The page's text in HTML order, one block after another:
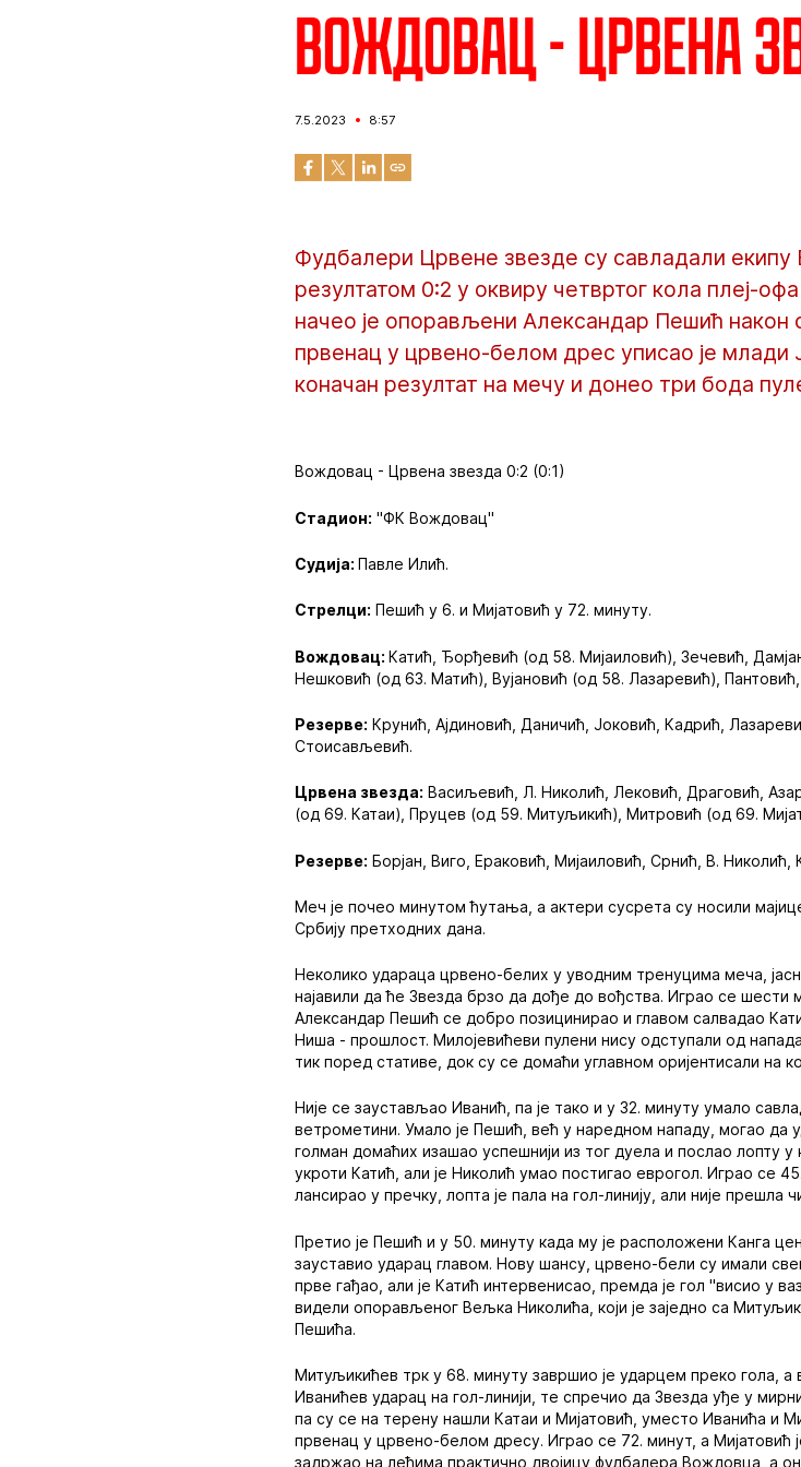
Вождовац - Црвена
7.5.2023 8:57
Фудбалери Црвене звезде су савладали екипу
резултатом 0:2 у оквиру четвртог кола плеј-
начео је опорављени Александар Пешић након
првенац у црвено-белом дрес уписао је млади
коначан резултат на мечу и донео три бода
Вождовац - Црвена звезда 0:2 (0:1)
Стадион: "ФК Вождовац"
Судија:Павле Илић.
Стрелци: Пешић у 6. и Мијатовић у 72. минуту.
Вождовац:Катић, Ђорђевић (од 58. Мијаиловић), Зечевић,
Нешковић (од 63. Матић), Вујановић (од 58. Лазаревић),
Резерве: Крунић, Ајдиновић, Даничић, Јоковић, Кадрић,
Стоисављевић.
Црвена звезда: Васиљевић, Л. Николић, Лековић, Драговић,
(од 69. Катаи), Пруцев (од 59. Митуљикић), Митровић (од 69.
Резерве: Борјан, Виго, Ераковић, Мијаиловић, Срнић, В.
Меч је почео минутом ћутања, а актери сусрета су носили
Србију претходних дана.
Неколико удараца црвено-белих у уводним тренуцима меча,
најавили да ће Звезда брзо да дође до вођства. Играо се шести
Александар Пешић се добро позицинирао и главом салвадао
Ниша - прошлост. Милојевићеви пулени нису одступали од
тик поред стативе, док су се домаћи углавном оријентисали на
Није се заустављао Иванић, па је тако и у 32. минуту умало
ветрометини. Умало је Пешић, већ у наредном нападу, могао да
голман домаћих изашао успешнији из тог дуела и послао лопту
укроти Катић, али је Николић умао постигао еврогол. Играо се
лансирао у пречку, лопта је пала на гол-линију, али није
Претио је Пешић и у 50. минуту када му је расположени Канга
зауставио ударац главом. Нову шансу, црвено-бели су имали
прве гађао, али је Катић интервенисао, премда је гол "висио у
видели опорављеног Вељка Николића, који је заједно са
Пешића.
Митуљикићев трк у 68. минуту завршио је ударцем преко гола,
Иванићев ударац на гол-линији, те спречио да Звезда уђе у
па су се на терену нашли Катаи и Мијатовић, уместо Иванића и
првенац у црвено-белом дресу. Играо се 72. минут, а Мијатовић
задржао на леђима практично двојицу фудбалера Вождовца, а